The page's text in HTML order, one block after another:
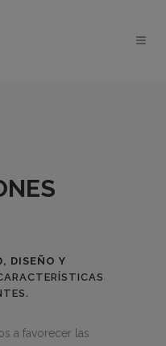
DISEÑO Y
a favorecer las